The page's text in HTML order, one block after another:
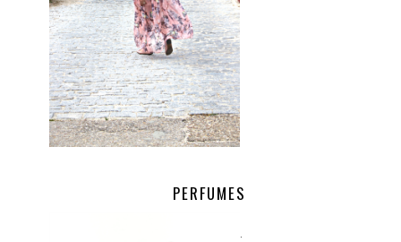
PERFUMES
.